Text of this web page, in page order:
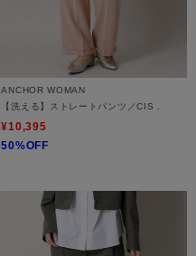
ANCHOR WOMAN
【洗える】ストレートパンツ／CIS．
¥10,395
50%OFF